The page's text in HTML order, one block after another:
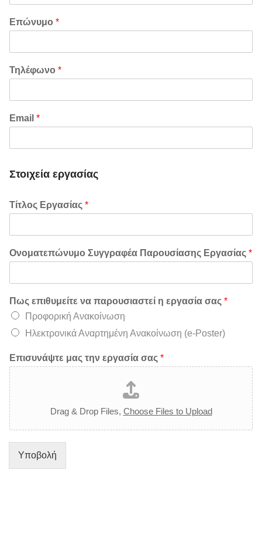
Επώνυμο *
Τηλέφωνο *
Email *
Στοιχεία εργασίας
Τίτλος Εργασίας *
Ονοματεπώνυμο Συγγραφέα Παρουσίασης Εργασίας *
Πως επιθυμείτε να παρουσιαστεί η εργασία σας *
Προφορική Ανακοίνωση
Ηλεκτρονικά Αναρτημένη Ανακοίνωση (e-Poster)
Επισυνάψτε μας την εργασία σας *
Drag & Drop Files, Choose Files to Upload
Υποβολή